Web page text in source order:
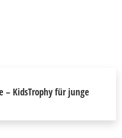
– KidsTrophy für junge